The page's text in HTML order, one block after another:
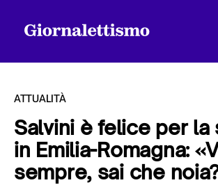
Tutti gli articoli
ATTUALITÀ
Salvini è felice per la
in Emilia-Romagna:
sempre, sai che